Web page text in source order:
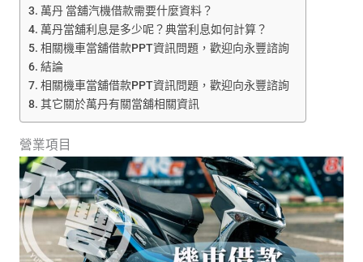
萬丹 當舖汽機借款需要什麼資料？
萬丹當舖利息是多少呢？典當利息如何計算？
相關機車當舖借款PPT資訊問題，歡迎向永豐諮詢
結論
相關機車當舖借款PPT資訊問題，歡迎向永豐諮詢
其它關於萬丹有關當舖相關資訊
營業項目